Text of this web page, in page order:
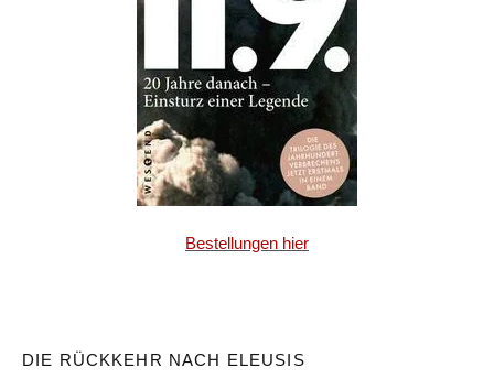
Bestellungen hier
DIE RÜCKKEHR NACH ELEUSIS